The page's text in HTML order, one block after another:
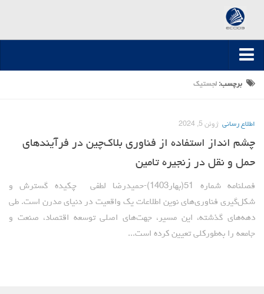
صفحه اصلی
مقالات تخصصی
مقالات سال 1395-1394
مقالات سال 1396
مقالات سال 1399-1397
مقالات سال 1400
مقالات سال 1401
برچسب: لجستیک
اطلاع رسانی ژوئن 5, 2024
چشم انداز استفاده از فناوری بلاک‌چین در فرآیندهای
حمل و نقل در زنجیره تامین
فصلنامه شماره 51(بهار1403)-حمیدرضا لطفی چکیده گسترش و
شکل‌گیری فناوری‌های نوین اطلاعات یک واقعیت در دنیای مدرن است. طی
دهه‌های گذشته، این مسیر، جهت‌های اصلی توسعه اقتصاد، صنعت و
جامعه را به‌طورکلی تعیین کرده است...